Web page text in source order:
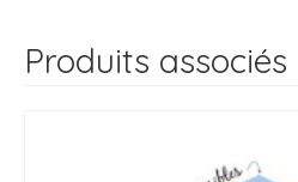
Produits associés